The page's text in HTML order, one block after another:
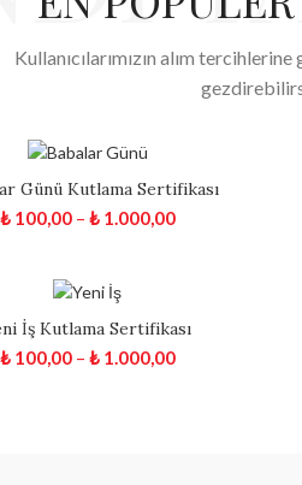
Kullanıcılarımızın alım
Günü Kutlama Sertifikası
₺100,00– ₺1.000,00
İş Kutlama Sertifikası
₺100,00– ₺1.000,00